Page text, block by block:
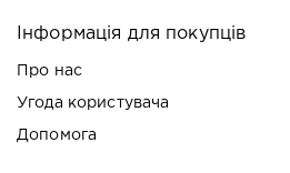
Інформація для покупців
Про нас
Угода користувача
Допомога